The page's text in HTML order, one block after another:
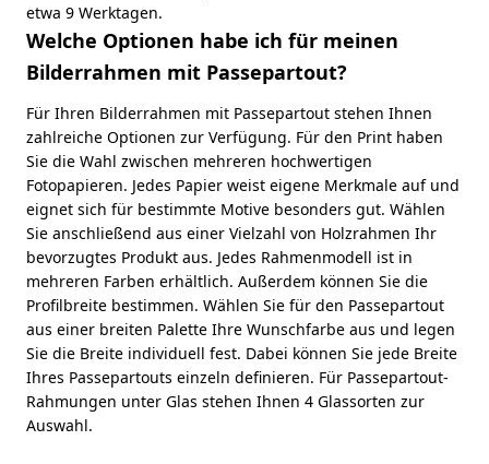
etwa 9 Werktagen.
Welche Optionen habe ich für meinen
Bilderrahmen mit Passepartout?
Für Ihren Bilderrahmen mit Passepartout stehen Ihnen
zahlreiche Optionen zur Verfügung. Für den Print haben
Sie die Wahl zwischen mehreren hochwertigen
Fotopapieren. Jedes Papier weist eigene Merkmale auf und
eignet sich für bestimmte Motive besonders gut. Wählen
Sie anschließend aus einer Vielzahl von Holzrahmen Ihr
bevorzugtes Produkt aus. Jedes Rahmenmodell ist in
mehreren Farben erhältlich. Außerdem können Sie die
Profilbreite bestimmen. Wählen Sie für den Passepartout
aus einer breiten Palette Ihre Wunschfarbe aus und legen
Sie die Breite individuell fest. Dabei können Sie jede Breite
Ihres Passepartouts einzeln definieren. Für Passepartout-
Rahmungen unter Glas stehen Ihnen 4 Glassorten zur
Auswahl.